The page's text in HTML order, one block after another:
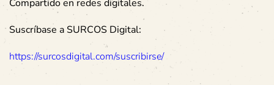
Compartido en redes digitales.
Suscríbase a SURCOS Digital:
https://surcosdigital.com/suscribirse/